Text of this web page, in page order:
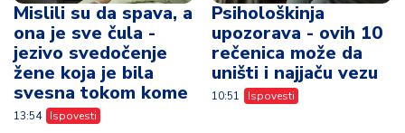
Mislili su da spava, a
ona je sve čula -
jezivo svedočenje
žene koja je bila
svesna tokom kome
13:54 Ispovesti
Psihološkinja
upozorava - ovih 10
rečenica može da
uništi i najjaču vezu
10:51 Ispovesti